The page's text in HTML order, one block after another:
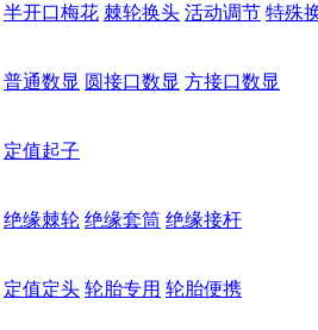
半开口梅花 棘轮换头 活动调节 特殊
普通数显 圆接口数显 方接口数显
定值起子
绝缘棘轮 绝缘套筒 绝缘接杆
定值定头 轮胎专用 轮胎便携